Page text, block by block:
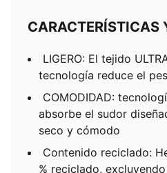
CARACTERÍSTICAS
LIGERO: El tejido
tecnología reduce el
COMODIDAD:
absorbe el sudor
seco y cómodo
Contenido reciclado:
% reciclado,